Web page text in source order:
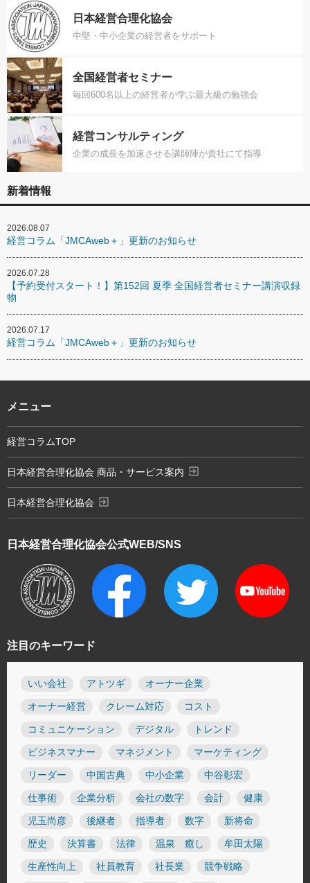
日本経営合理化協会
中堅・中小企業の経営者をサポート
全国経営者セミナー
毎回600名以上の経営者が学ぶ最大級の勉強会
経営コンサルティング
企業の成長を加速させる講師陣が貴社にて指導
新着情報
2026.08.07
経営コラム「JMCAweb＋」更新のお知らせ
2026.07.28
【予約受付スタート！】第152回 夏季 全国経営者セミナー講演収録
物
2026.07.17
経営コラム「JMCAweb＋」更新のお知らせ
注目のキーワード
いい会社 アトツギ オーナー企業
オーナー経営 クレーム対応 コスト
コミュニケーション デジタル トレンド
ビジネスマナー マネジメント マーケティング
リーダー 中国古典 中小企業 中谷彰宏
仕事術 企業分析 会社の数字 会計 健康
児玉尚彦 後継者 指導者 数字 新将命
歴史 決算書 法律 温泉 癒し 牟田太陽
生産性向上 社員教育 社長業 競争戦略
日本経営合理化協会公式WEB/SNS
メニュー
経営コラムTOP
日本経営合理化協会 商品・サービス案内 exit_to_app
日本経営合理化協会 exit_to_app